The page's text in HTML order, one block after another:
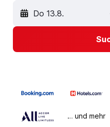
Do 13.8.
… und mehr